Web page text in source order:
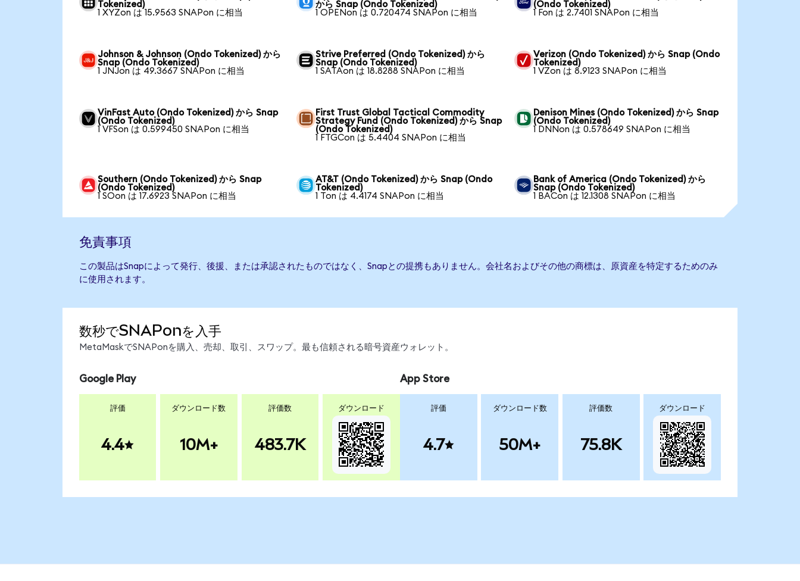
Tokenized)
1 XYZon は 15.9563 SNAPon に相当
から Snap (Ondo Tokenized)
1 OPENon は 0.720474 SNAPon に相当
(Ondo Tokenized)
1 Fon は 2.7401 SNAPon に相当
Johnson & Johnson (Ondo Tokenized) から
Snap (Ondo Tokenized)
1 JNJon は 49.3667 SNAPon に相当
Strive Preferred (Ondo Tokenized) から
Snap (Ondo Tokenized)
1 SATAon は 18.8288 SNAPon に相当
Verizon (Ondo Tokenized) から Snap (Ondo
Tokenized)
1 VZon は 8.9123 SNAPon に相当
VinFast Auto (Ondo Tokenized) から Snap
(Ondo Tokenized)
1 VFSon は 0.599450 SNAPon に相当
First Trust Global Tactical Commodity
Strategy Fund (Ondo Tokenized) から Snap
(Ondo Tokenized)
1 FTGCon は 5.4404 SNAPon に相当
Denison Mines (Ondo Tokenized) から Snap
(Ondo Tokenized)
1 DNNon は 0.578649 SNAPon に相当
Southern (Ondo Tokenized) から Snap
(Ondo Tokenized)
1 SOon は 17.6923 SNAPon に相当
AT&T (Ondo Tokenized) から Snap (Ondo
Tokenized)
1 Ton は 4.4174 SNAPon に相当
Bank of America (Ondo Tokenized) から
Snap (Ondo Tokenized)
1 BACon は 12.1308 SNAPon に相当
免責事項
この製品はSnapによって発行、後援、または承認されたものではなく、Snapとの提携もありません。会社名およびその他の商標は、原資産を特定するためのみ
に使用されます。
数秒でSNAPonを入手
MetaMaskでSNAPonを購入、売却、取引、スワップ。最も信頼される暗号資産ウォレット。
Google Play
評価
4.4
ダウンロード数
10M+
評価数
483.7K
ダウンロード
App Store
評価
4.7
ダウンロード数
50M+
評価数
75.8K
ダウンロード